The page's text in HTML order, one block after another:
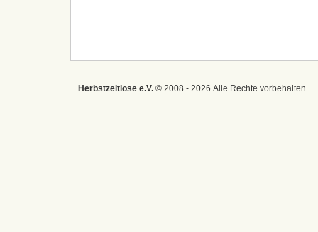
Herbstzeitlose e.V. © 2008 - 2026 Alle Rechte vorbehalten